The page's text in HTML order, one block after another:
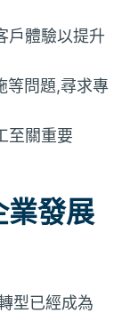
戶體驗以提升
等問題,尋求專
至關重要
業發展
型已經成為